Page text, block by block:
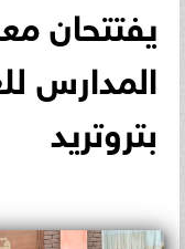
يفتتحان
المدارس
بتروتريد